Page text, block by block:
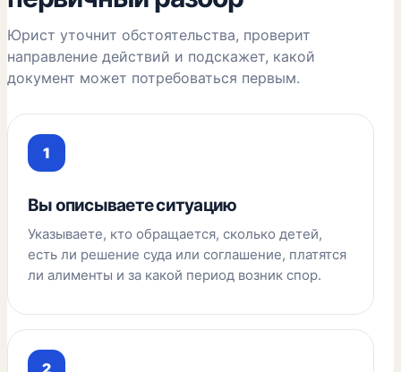
Юрист уточнит обстоятельства, проверит
направление действий и подскажет, какой
документ может потребоваться первым.
Вы описываете ситуацию
Указываете, кто обращается, сколько детей,
есть ли решение суда или соглашение, платятся
ли алименты и за какой период возник спор.